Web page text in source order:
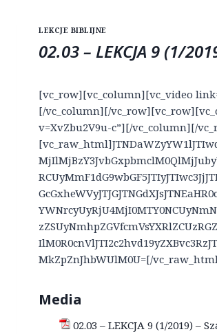
LEKCJE BIBLIJNE
02.03 – LEKCJA 9 (1/
[vc_row][vc_column][vc_video
[/vc_column][/
v=XvZbu2V9u-c”][/vc_column][/
MkZpZnJhbWUlM0U=[/
Media
02.03 – LEKCJA 9 (1/2019) –